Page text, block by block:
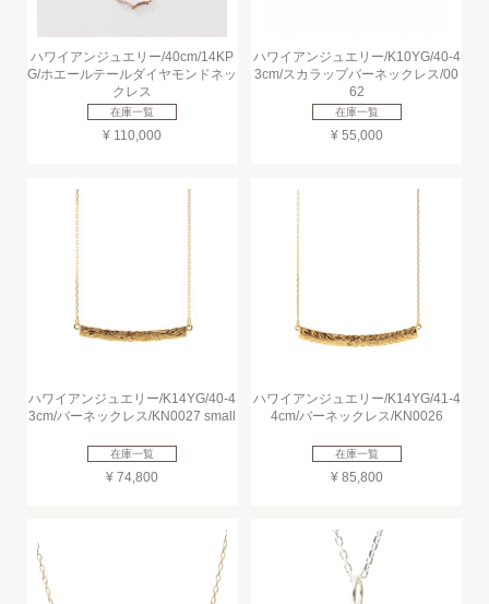
ハワイアンジュエリー/40cm/14KP
G/ホエールテールダイヤモンドネッ
クレス
在庫一覧
¥ 110,000
ハワイアンジュエリー/K10YG/40-4
3cm/スカラップバーネックレス/00
62
在庫一覧
¥ 55,000
ハワイアンジュエリー/K14YG/40-4
3cm/バーネックレス/KN0027 small
在庫一覧
¥ 74,800
ハワイアンジュエリー/K14YG/41-4
4cm/バーネックレス/KN0026
在庫一覧
¥ 85,800